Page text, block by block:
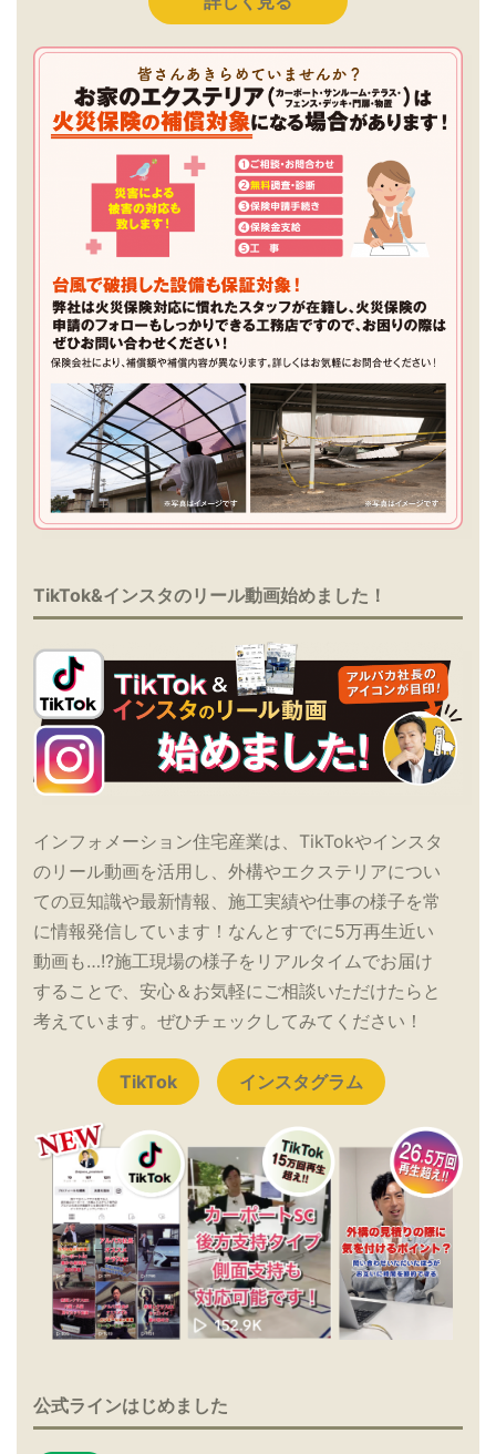
TikTok&インスタのリール動画始めました！
インフォメーション住宅産業は、TikTokやインスタ
のリール動画を活用し、外構やエクステリアについ
ての豆知識や最新情報、施工実績や仕事の様子を常
に情報発信しています！なんとすでに5万再生近い
動画も…!?施工現場の様子をリアルタイムでお届け
することで、安心＆お気軽にご相談いただけたらと
考えています。ぜひチェックしてみてください！
TikTok インスタグラム
公式ラインはじめました